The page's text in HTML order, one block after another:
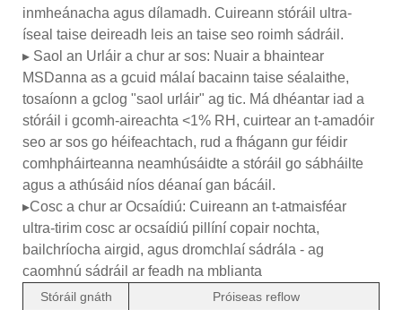
inmheánacha agus dílamadh. Cuireann stóráil ultra-
íseal taise deireadh leis an taise seo roimh sádráil.
▸ Saol an Urláir a chur ar sos: Nuair a bhaintear
MSDanna as a gcuid málaí bacainn taise séalaithe,
tosaíonn a gclog "saol urláir" ag tic. Má dhéantar iad a
stóráil i gcomh-aireachta <1% RH, cuirtear an t-amadóir
seo ar sos go héifeachtach, rud a fhágann gur féidir
comhpháirteanna neamhúsáidte a stóráil go sábháilte
agus a athúsáid níos déanaí gan bácáil.
▸Cosc a chur ar Ocsaídiú: Cuireann an t-atmaisféar
ultra-tirim cosc ​​ar ocsaídiú pillíní copair nochta,
bailchríocha airgid, agus dromchlaí sádrála - ag
caomhnú sádráil ar feadh na mblianta
Stóráil gnáth Próiseas reflow